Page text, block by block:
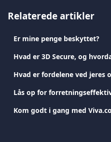
Relaterede artikler
Er mine penge beskyttet?
Hvad er 3D Secure, og
Kom godt i gang med